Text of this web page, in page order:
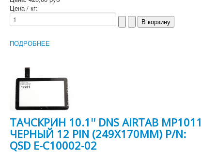
Цена / кг:
ПОДРОБНЕЕ
ТАЧСКРИН 10.1'' DNS AIRTAB MP1011
ЧЕРНЫЙ 12 PIN (249X170MM) P/N:
QSD E-C10002-02